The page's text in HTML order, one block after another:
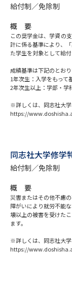
試験
大学で学べる内
データサイエンス特
デジタルパンフレット
新学年スタート号特
（高3生用）
SELFBRAND特集ペ
給付制／免除制
概 要
この奨学金は、学資の
計に係る基準により、
た学生を対象として給付
成績基準は下記のとおり
1年次生：入学をもって
2年次生以上：学部・学
※詳しくは、同志社大学
https://
同志社大学修学
給付制／免除制
概 要
災害またはその他不慮
障がいにより就労不能
壊以上の被害を受けた
ます。
※詳しくは、同志社大学
https://